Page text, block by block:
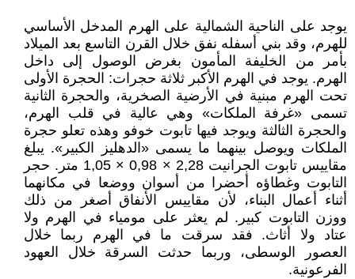
يوجد على الناحية الشمالية على الهرم المدخل الأساسي
للهرم، وقد بني أسفله نفق خلال القرن التاسع بعد الميلاد
بأمر من الخليفة المأمون بغرض الوصول إلى داخل
الهرم. يوجد في الهرم الأكبر ثلاثة حجرات: الحجرة الأولى
تحت الهرم مبنية في الأرضية الصخرية، والحجرة الثانية
تسمى «غرفة الملكات» وهي عالية في قلب الهرم،
والحجرة الثالثة ويوجد فيها تابوت خوفو وهذه تعلو حجرة
الملكات ويوصل بينهما ما يسمى «الدهليز الكبير». يبلغ
مقاييس تابوت الجرانيت 2,28 × 0,98 × 1,05 متر. حجر
التابوت وغطاؤه أحضرا من أسوان ووضعا في مكانهما
أثناء أعمال البناء، لأن مقاييس الأنفاق أصغر من ذلك
ووزن التابوت كبير. لم يعثر على مومياء في الهرم ولا
عتاد ولا أثاث. فقد سرقت ما في الهرم ربما خلال
العصور الوسطى، وربما حدثت السرقة خلال العهود
الفرعونية.